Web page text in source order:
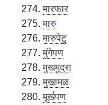
मारफार
मारु
मारुपेटु
मुंगेपण
मुखमुद्रा
मुखामळ
मूर्खपण